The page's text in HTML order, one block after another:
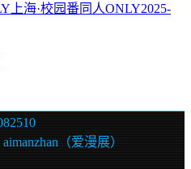
上海·校园番同人ONLY2025-
（爱漫展）